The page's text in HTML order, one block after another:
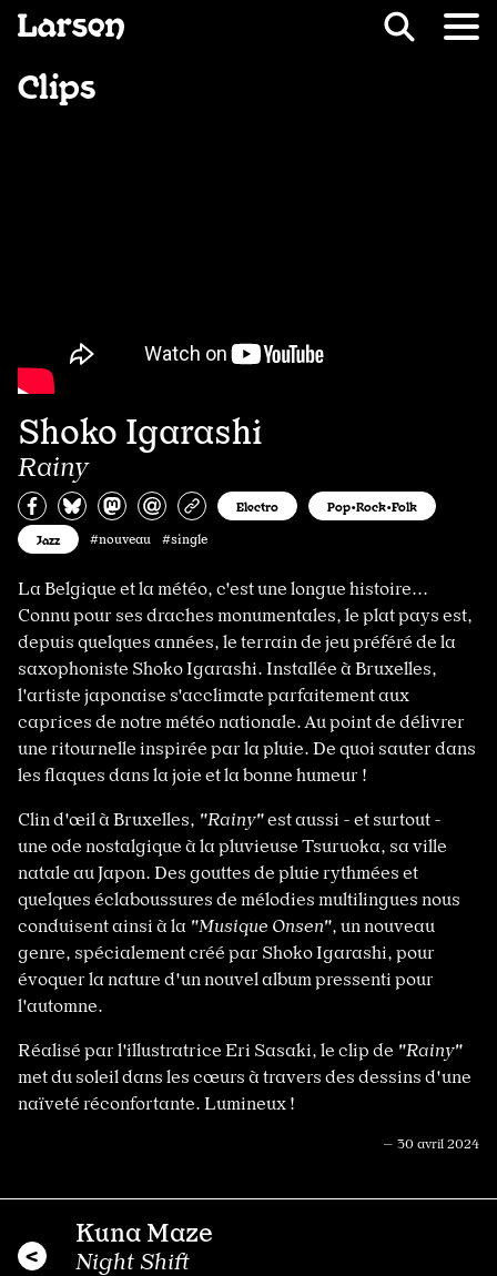
Fil d’ariane
Clips
Shoko Igarashi
Rainy
Partagez sur Facebook
Partager sur Bluesky
Partager sur Mastodon
Partagez par e-mail
Copiez l’url
Electro Pop•Rock•Folk
Jazz #nouveau #single
La Belgique et la météo, c'est une longue histoire...
Connu pour ses draches monumentales, le plat pays est,
depuis quelques années, le terrain de jeu préféré de la
saxophoniste Shoko Igarashi. Installée à Bruxelles,
l'artiste japonaise s'acclimate parfaitement aux
caprices de notre météo nationale. Au point de délivrer
une ritournelle inspirée par la pluie. De quoi sauter dans
les flaques dans la joie et la bonne humeur !
Clin d'œil à Bruxelles, "Rainy"est aussi - et surtout -
une ode nostalgique à la pluvieuse Tsuruoka, sa ville
natale au Japon. Des gouttes de pluie rythmées et
quelques éclaboussures de mélodies multilingues nous
conduisent ainsi à la "Musique Onsen", un nouveau
genre, spécialement créé par Shoko Igarashi, pour
évoquer la nature d'un nouvel album pressenti pour
l'automne.
Réalisé par l'illustratrice Eri Sasaki, le clip de "Rainy"
met du soleil dans les cœurs à travers des dessins d'une
naïveté réconfortante. Lumineux !
— 30 avril 2024
Kuna Maze
Night Shift